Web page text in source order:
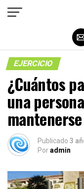
EJERCICIO
¿Cuántos
una
Publicado 3
Poradmin